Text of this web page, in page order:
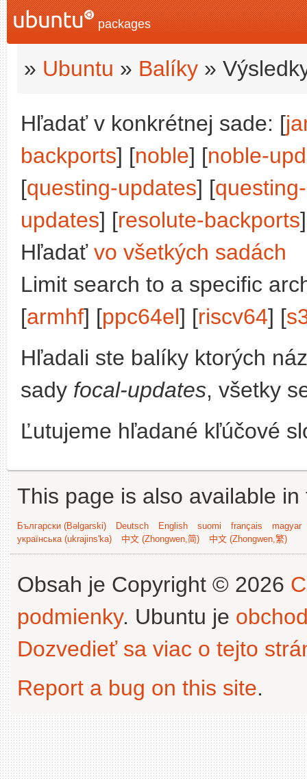
packages
» Ubuntu » Balíky »
Hľadať v konkrétnej sade: [
backports] [noble] [noble-
[questing-updates] [
updates] [resolute-backports
Hľadať vo všetkých sadách
Limit search to a specific
[armhf] [ppc64el] [riscv64] [
Hľadali ste balíky ktorých
sady focal-updates, všetky
Ľutujeme hľadané kľúčové
This page is also available
Български (Bəlgarski) Deutsch English suomi français
magyar
українська (ukrajins'ka)
中文 (Zhongwen,简) 中文 (Zhongwen,繁)
Obsah je Copyright © 2026
podmienky. Ubuntu je
Dozvedieť sa viac o tejto
Report a bug on this site.